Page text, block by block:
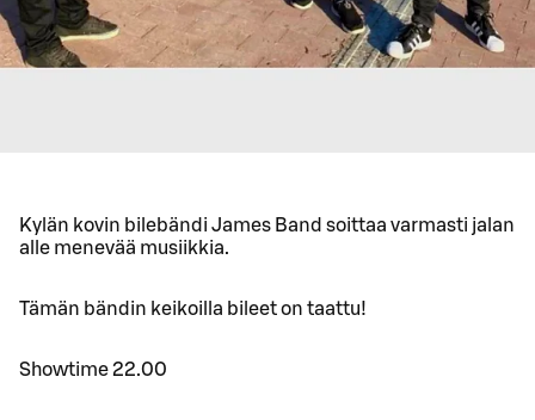
Kylän kovin bilebändi James Band soittaa varmasti jalan
alle menevää musiikkia.
Tämän bändin keikoilla bileet on taattu!
Showtime 22.00